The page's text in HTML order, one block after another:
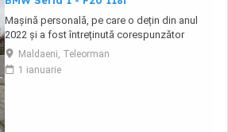
Mașină personală, pe care o dețin din anul
2022 și a fost întreținută corespunzător
(revizia la 8000-9000 km). Distribuție, ambreiaj
și suspensie (telescoape, brațe+bucși)- au
fost înlocuite cu un an în urmă. Două seturi de
Maldaeni, Teleorman
1 ianuarie